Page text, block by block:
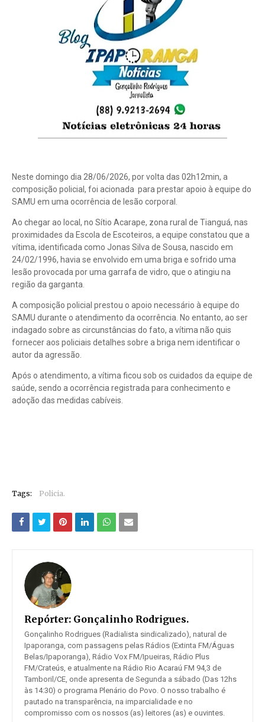
Neste domingo dia 28/06/2026, por volta das 02h12min, a
composição policial, foi acionada para prestar apoio à equipe do
SAMU em uma ocorrência de lesão corporal.
Ao chegar ao local, no Sítio Acarape, zona rural de Tianguá, nas
proximidades da Escola de Escoteiros, a equipe constatou que a
vítima, identificada como Jonas Silva de Sousa, nascido em
24/02/1996, havia se envolvido em uma briga e sofrido uma
lesão provocada por uma garrafa de vidro, que o atingiu na
região da garganta.
A composição policial prestou o apoio necessário à equipe do
SAMU durante o atendimento da ocorrência. No entanto, ao ser
indagado sobre as circunstâncias do fato, a vítima não quis
fornecer aos policiais detalhes sobre a briga nem identificar o
autor da agressão.
Após o atendimento, a vítima ficou sob os cuidados da equipe de
saúde, sendo a ocorrência registrada para conhecimento e
adoção das medidas cabíveis.
Tags: Policia.
Repórter: Gonçalinho Rodrigues.
Gonçalinho Rodrigues (Radialista sindicalizado), natural de
Ipaporanga, com passagens pelas Rádios (Extinta FM/Águas
Belas/Ipaporanga), Rádio Vox FM/Ipueiras, Rádio Plus
FM/Crateús, e atualmente na Rádio Rio Acaraú FM 94,3 de
Tamboril/CE, onde apresenta de Segunda a sábado (Das 12hs
às 14:30) o programa Plenário do Povo. O nosso trabalho é
pautado na transparência, na imparcialidade e no
compromisso com os nossos (as) leitores (as) e ouvintes.